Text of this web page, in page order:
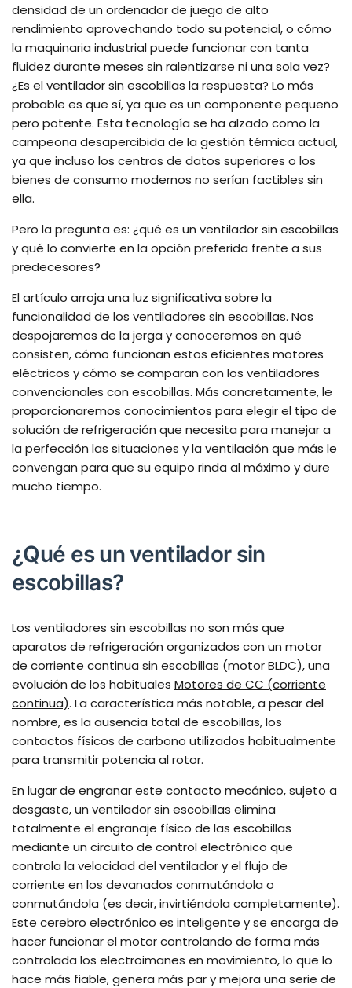
densidad de un ordenador de juego de alto
rendimiento aprovechando todo su potencial, o cómo
la maquinaria industrial puede funcionar con tanta
fluidez durante meses sin ralentizarse ni una sola vez?
¿Es el ventilador sin escobillas la respuesta? Lo más
probable es que sí, ya que es un componente pequeño
pero potente. Esta tecnología se ha alzado como la
campeona desapercibida de la gestión térmica actual,
ya que incluso los centros de datos superiores o los
bienes de consumo modernos no serían factibles sin
ella.
Pero la pregunta es: ¿qué es un ventilador sin escobillas
y qué lo convierte en la opción preferida frente a sus
predecesores?
El artículo arroja una luz significativa sobre la
funcionalidad de los ventiladores sin escobillas. Nos
despojaremos de la jerga y conoceremos en qué
consisten, cómo funcionan estos eficientes motores
eléctricos y cómo se comparan con los ventiladores
convencionales con escobillas. Más concretamente, le
proporcionaremos conocimientos para elegir el tipo de
solución de refrigeración que necesita para manejar a
la perfección las situaciones y la ventilación que más le
convengan para que su equipo rinda al máximo y dure
mucho tiempo.
¿Qué es un ventilador sin
escobillas?
Los ventiladores sin escobillas no son más que
aparatos de refrigeración organizados con un motor
de corriente continua sin escobillas (motor BLDC), una
evolución de los habituales Motores de CC (corriente
continua). La característica más notable, a pesar del
nombre, es la ausencia total de escobillas, los
contactos físicos de carbono utilizados habitualmente
para transmitir potencia al rotor.
En lugar de engranar este contacto mecánico, sujeto a
desgaste, un ventilador sin escobillas elimina
totalmente el engranaje físico de las escobillas
mediante un circuito de control electrónico que
controla la velocidad del ventilador y el flujo de
corriente en los devanados conmutándola o
conmutándola (es decir, invirtiéndola completamente).
Este cerebro electrónico es inteligente y se encarga de
hacer funcionar el motor controlando de forma más
controlada los electroimanes en movimiento, lo que lo
hace más fiable, genera más par y mejora una serie de